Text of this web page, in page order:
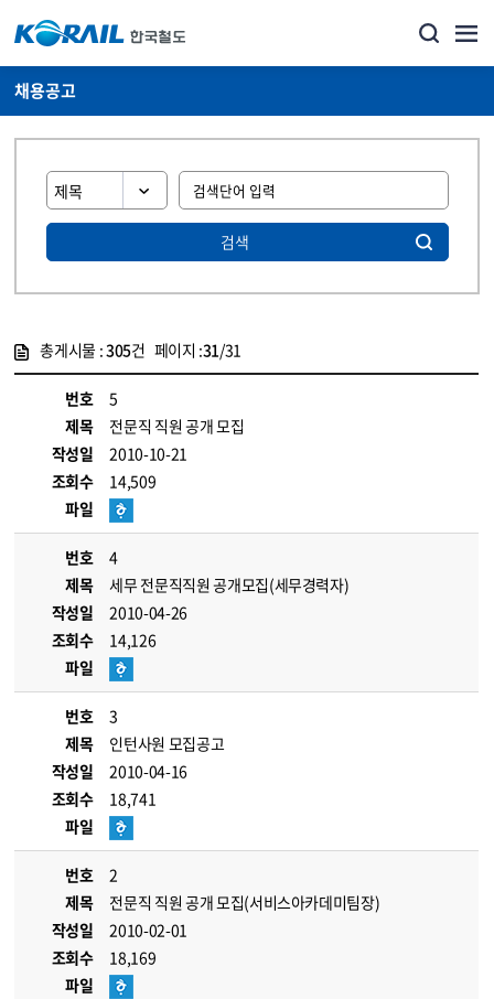
채용공고
검색
총게시물 :305건 페이지 :31/31
번호
5
제목
전문직 직원 공개 모집
작성일
2010-10-21
조회수
14,509
파일
번호
4
제목
세무 전문직직원 공개모집(세무경력자)
작성일
2010-04-26
조회수
14,126
파일
번호
3
제목
인턴사원 모집공고
작성일
2010-04-16
조회수
18,741
파일
번호
2
제목
전문직 직원 공개 모집(서비스아카데미팀장)
작성일
2010-02-01
조회수
18,169
파일